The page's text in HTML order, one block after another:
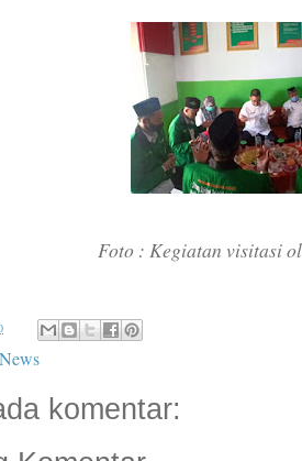
visitasi oleh
News
komentar: